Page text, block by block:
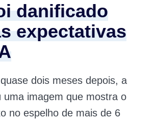
danificado
expectativas
dois meses depois, a
uma imagem que mostra o
no espelho de mais de 6